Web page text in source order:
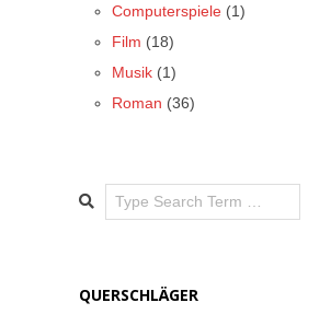
Computerspiele (1)
Film (18)
Musik (1)
Roman (36)
Search
QUERSCHLÄGER